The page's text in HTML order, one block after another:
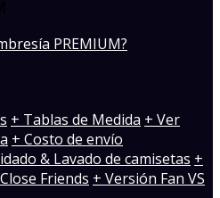
PREMIUM?
+ Tablas de Medida + Ver
+ Costo de envío
& Lavado de camisetas +
Friends + Versión Fan VS